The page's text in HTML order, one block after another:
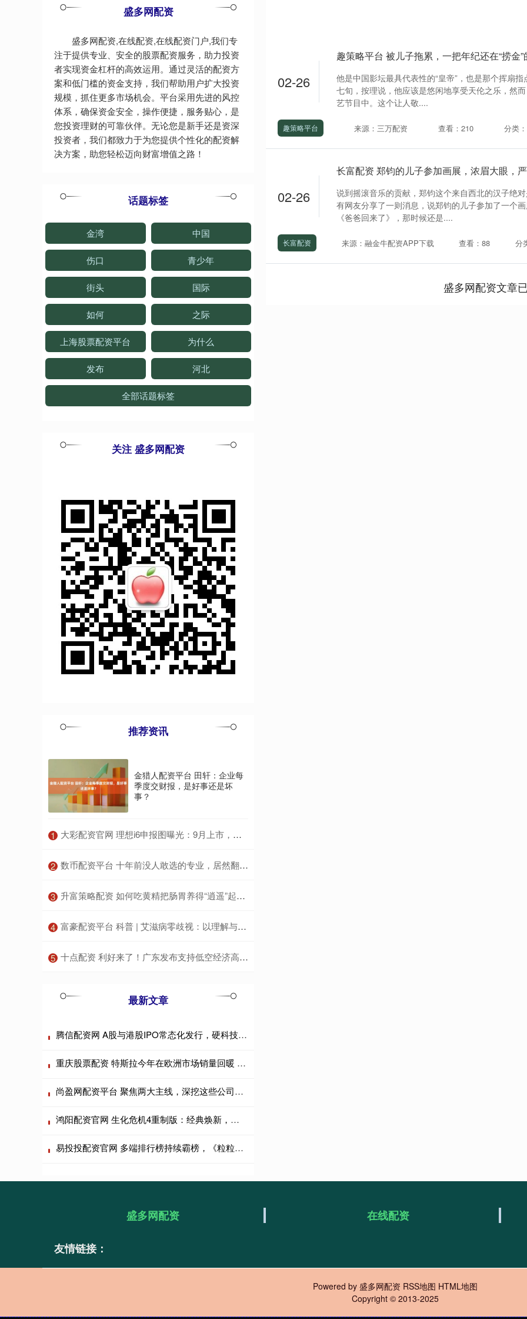
02-26
他是中国影坛最具代表性的“皇帝”，也是那个挥扇指
七旬，按理说，他应该是悠闲地享受天伦之乐，然
艺节目中。这个让人敬....
趣策略平台 来源：三万配资 查看：210 分类
02-26
说到摇滚音乐的贡献，郑钧这个来自西北的汉子绝
有网友分享了一则消息，说郑钧的儿子参加了一个
《爸爸回来了》，那时候还是....
长富配资 来源：融金牛配资APP下载 查看：88 分
盛多网配资文章
盛多网配资
盛多网配资,在线配资,在线配资门户,我们专
注于提供专业、安全的股票配资服务，助力投资
者实现资金杠杆的高效运用。通过灵活的配资方
案和低门槛的资金支持，我们帮助用户扩大投资
规模，抓住更多市场机会。平台采用先进的风控
体系，确保资金安全，操作便捷，服务贴心，是
您投资理财的可靠伙伴。无论您是新手还是资深
投资者，我们都致力于为您提供个性化的配资解
决方案，助您轻松迈向财富增值之路！
话题标签
金湾 中国
伤口 青少年
街头 国际
如何 之际
上海股票配资平台 为什么
发布 河北
全部话题标签
关注 盛多网配资
推荐资讯
金猎人配资平台 田轩：企业每
季度交财报，是好事还是坏
事？
1 ​大彩配资官网 理想i6申报图曝光：9月上市，五座大SUV续航新升级！_车辆_动力学_电机
2 ​数币配资平台 十年前没人敢选的专业，居然翻红了
3 ​升富策略配资 如何吃黄精把肠胃养得“逍遥”起来？
4 ​富豪配资平台 科普 | 艾滋病零歧视：以理解与爱之光，扫除偏见与歧视的阴霾_感染者_传播_病毒
5 ​十点配资 利好来了！广东发布支持低空经济高质量发展若干措施
最新文章
腾信配资网 A股与港股IPO常态化发行，硬科技企业成主角
重庆股票配资 特斯拉今年在欧洲市场销量回暖 一季度涨幅近45%
尚盈网配资平台 聚焦两大主线，深挖这些公司！基金调研路线图曝光
鸿阳配资官网 生化危机4重制版：经典焕新，射击解谜爽感拉满
易投投配资官网 多端排行榜持续霸榜，《粒粒的小人国》这个王炸来了
盛多网配资 在线配资
友情链接：
Powered by 盛多网配资 RSS地图 HTML地图
Copyright © 2013-2025